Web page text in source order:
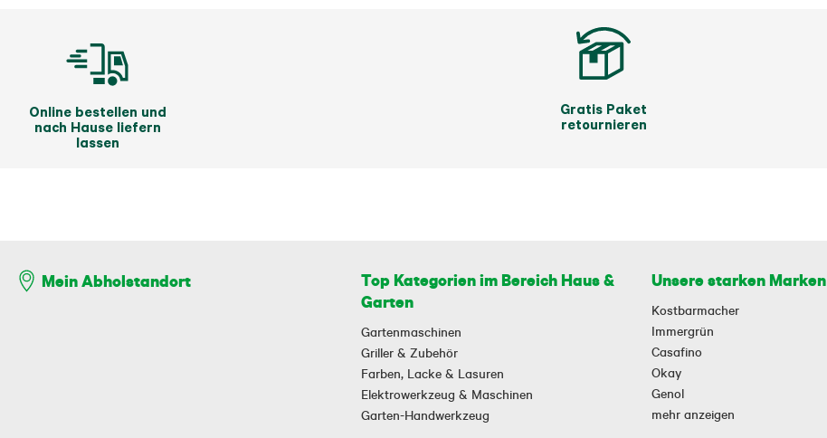
Online bestellen und
nach Hause liefern
lassen
Gratis Paket
retournieren
Mein Abholstandort
Top Kategorien im Bereich Haus &
Garten
Gartenmaschinen
Griller & Zubehör
Farben, Lacke & Lasuren
Elektrowerkzeug & Maschinen
Garten-Handwerkzeug
Unsere starken Marken
Kostbarmacher
Immergrün
Casafino
Okay
Genol
mehr anzeigen